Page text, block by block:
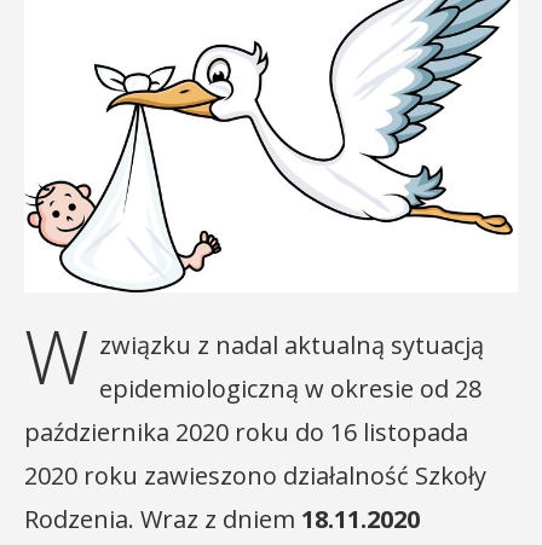
W związku z nadal aktualną sytuacją
epidemiologiczną w okresie od 28
października 2020 roku do 16 listopada
2020 roku zawieszono działalność Szkoły
Rodzenia. Wraz z dniem 18.11.2020